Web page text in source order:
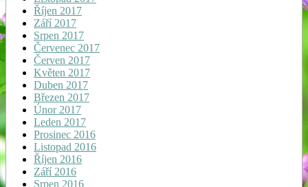
Říjen 2017
Září 2017
Srpen 2017
Červenec 2017
Červen 2017
Květen 2017
Duben 2017
Březen 2017
Únor 2017
Leden 2017
Prosinec 2016
Listopad 2016
Říjen 2016
Září 2016
Srpen 2016